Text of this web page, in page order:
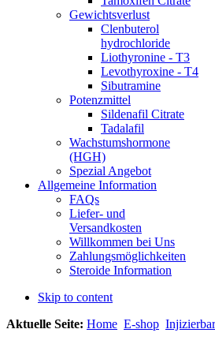
Gewichtsverlust
Clenbuterol
hydrochloride
Liothyronine - T3
Levothyroxine - T4
Sibutramine
Potenzmittel
Sildenafil Citrate
Tadalafil
Wachstumshormone
(HGH)
Spezial Angebot
Allgemeine Information
FAQs
Liefer- und
Versandkosten
Willkommen bei Uns
Zahlungsmöglichkeiten
Steroide Information
Skip to content
Aktuelle Seite: Home E-shop